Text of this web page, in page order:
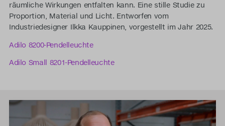
räumliche Wirkungen entfalten kann. Eine stille Studie zu
Proportion, Material und Licht. Entworfen vom
Industriedesigner Ilkka Kauppinen, vorgestellt im Jahr 2025.
Adilo 8200-Pendelleuchte
Adilo Small 8201-Pendelleuchte